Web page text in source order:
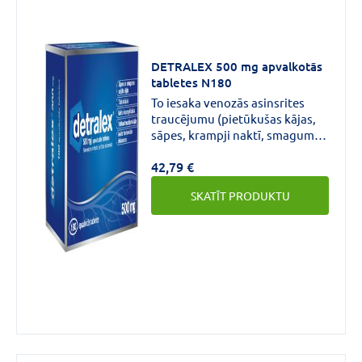
DETRALEX 500 mg apvalkotās
tabletes N180
To iesaka venozās asinsrites
traucējumu (pietūkušas kājas,
sāpes, krampji naktī, smaguma
traucējumi) gadījumā un
hemoroīdu izraisītu simptomu
ārstēšanai.
42,79 €
SKATĪT PRODUKTU